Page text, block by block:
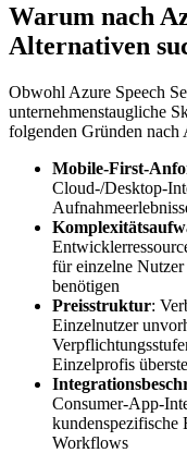
Warum nach
Alternativen
Obwohl Azure Speech
unternehmenstaugliche
folgenden Gründen nach
Mobile-First-
Cloud-/Desktop-
für einzelne
benötigen
Preisstruktur:
Einzelnutzer
Einzelprofis
Consumer-App-
Workflows